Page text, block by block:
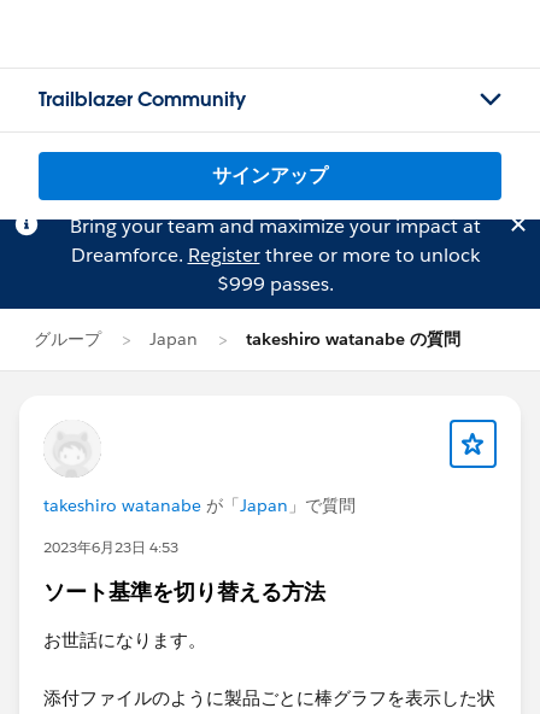
Trailblazer Community
サインアップ
Bring your team and maximize your impact at
Dreamforce. Registerthree or more to unlock
$999 passes.
グループ Japan takeshiro watanabe の質問
takeshiro watanabe が「Japan 」で質問
2023年6月23日 4:53
ソート基準を切り替える方法
お世話になります。
添付ファイルのように製品ごとに棒グラフを表示した状